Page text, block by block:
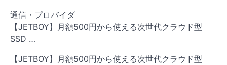
通信・プロバイダ
【JETBOY】月額500円から使える次世代クラウド型
SSD …
【JETBOY】月額500円から使える次世代クラウド型